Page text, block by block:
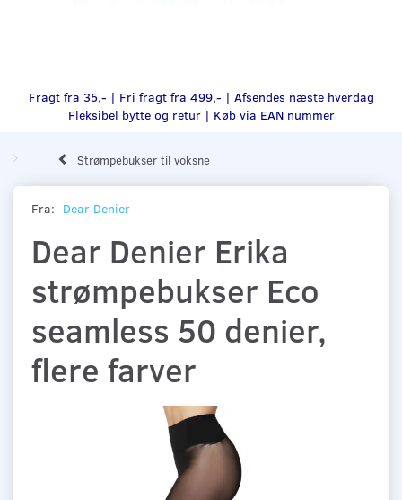
Fragt fra 35,- | Fri fragt fra 499,- | Afsendes næste hverdag
Fleksibel bytte og retur | Køb via EAN nummer
Strømpebukser til voksne
Fra: Dear Denier
Dear Denier Erika
strømpebukser Eco
seamless 50 denier,
flere farver